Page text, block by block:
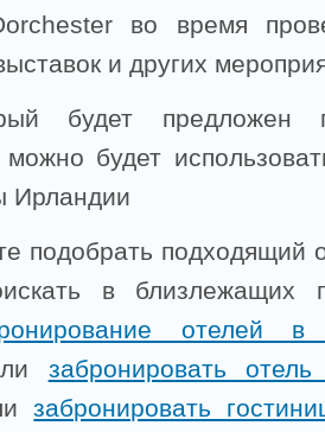
во время
и других
будет предложен
будет
Ирландии
подобрать подходящий
в близлежащих
отелей в
забронировать
забронировать